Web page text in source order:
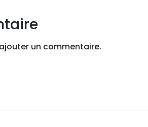
un commentaire.